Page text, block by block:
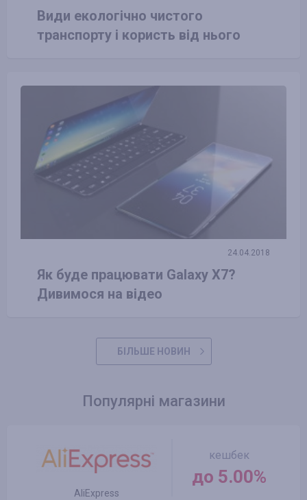
Види екологічно чистого
транспорту і користь від нього
24.04.2018
Як буде працювати Galaxy X7?
Дивимося на відео
БІЛЬШЕ НОВИН
Популярні магазини
AliExpress
кешбек
до 5.00%